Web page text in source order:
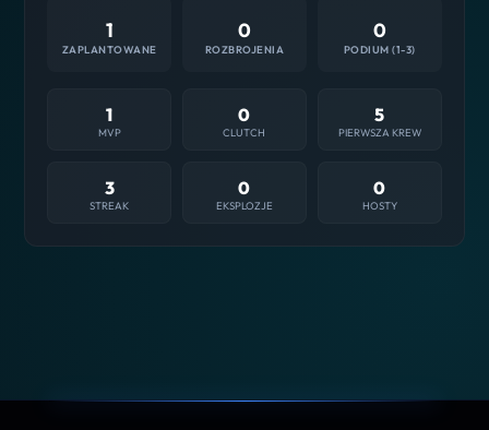
1
ZAPLANTOWANE
0
ROZBROJENIA
0
PODIUM (1-3)
1
MVP
0
CLUTCH
5
PIERWSZA KREW
3
STREAK
0
EKSPLOZJE
0
HOSTY